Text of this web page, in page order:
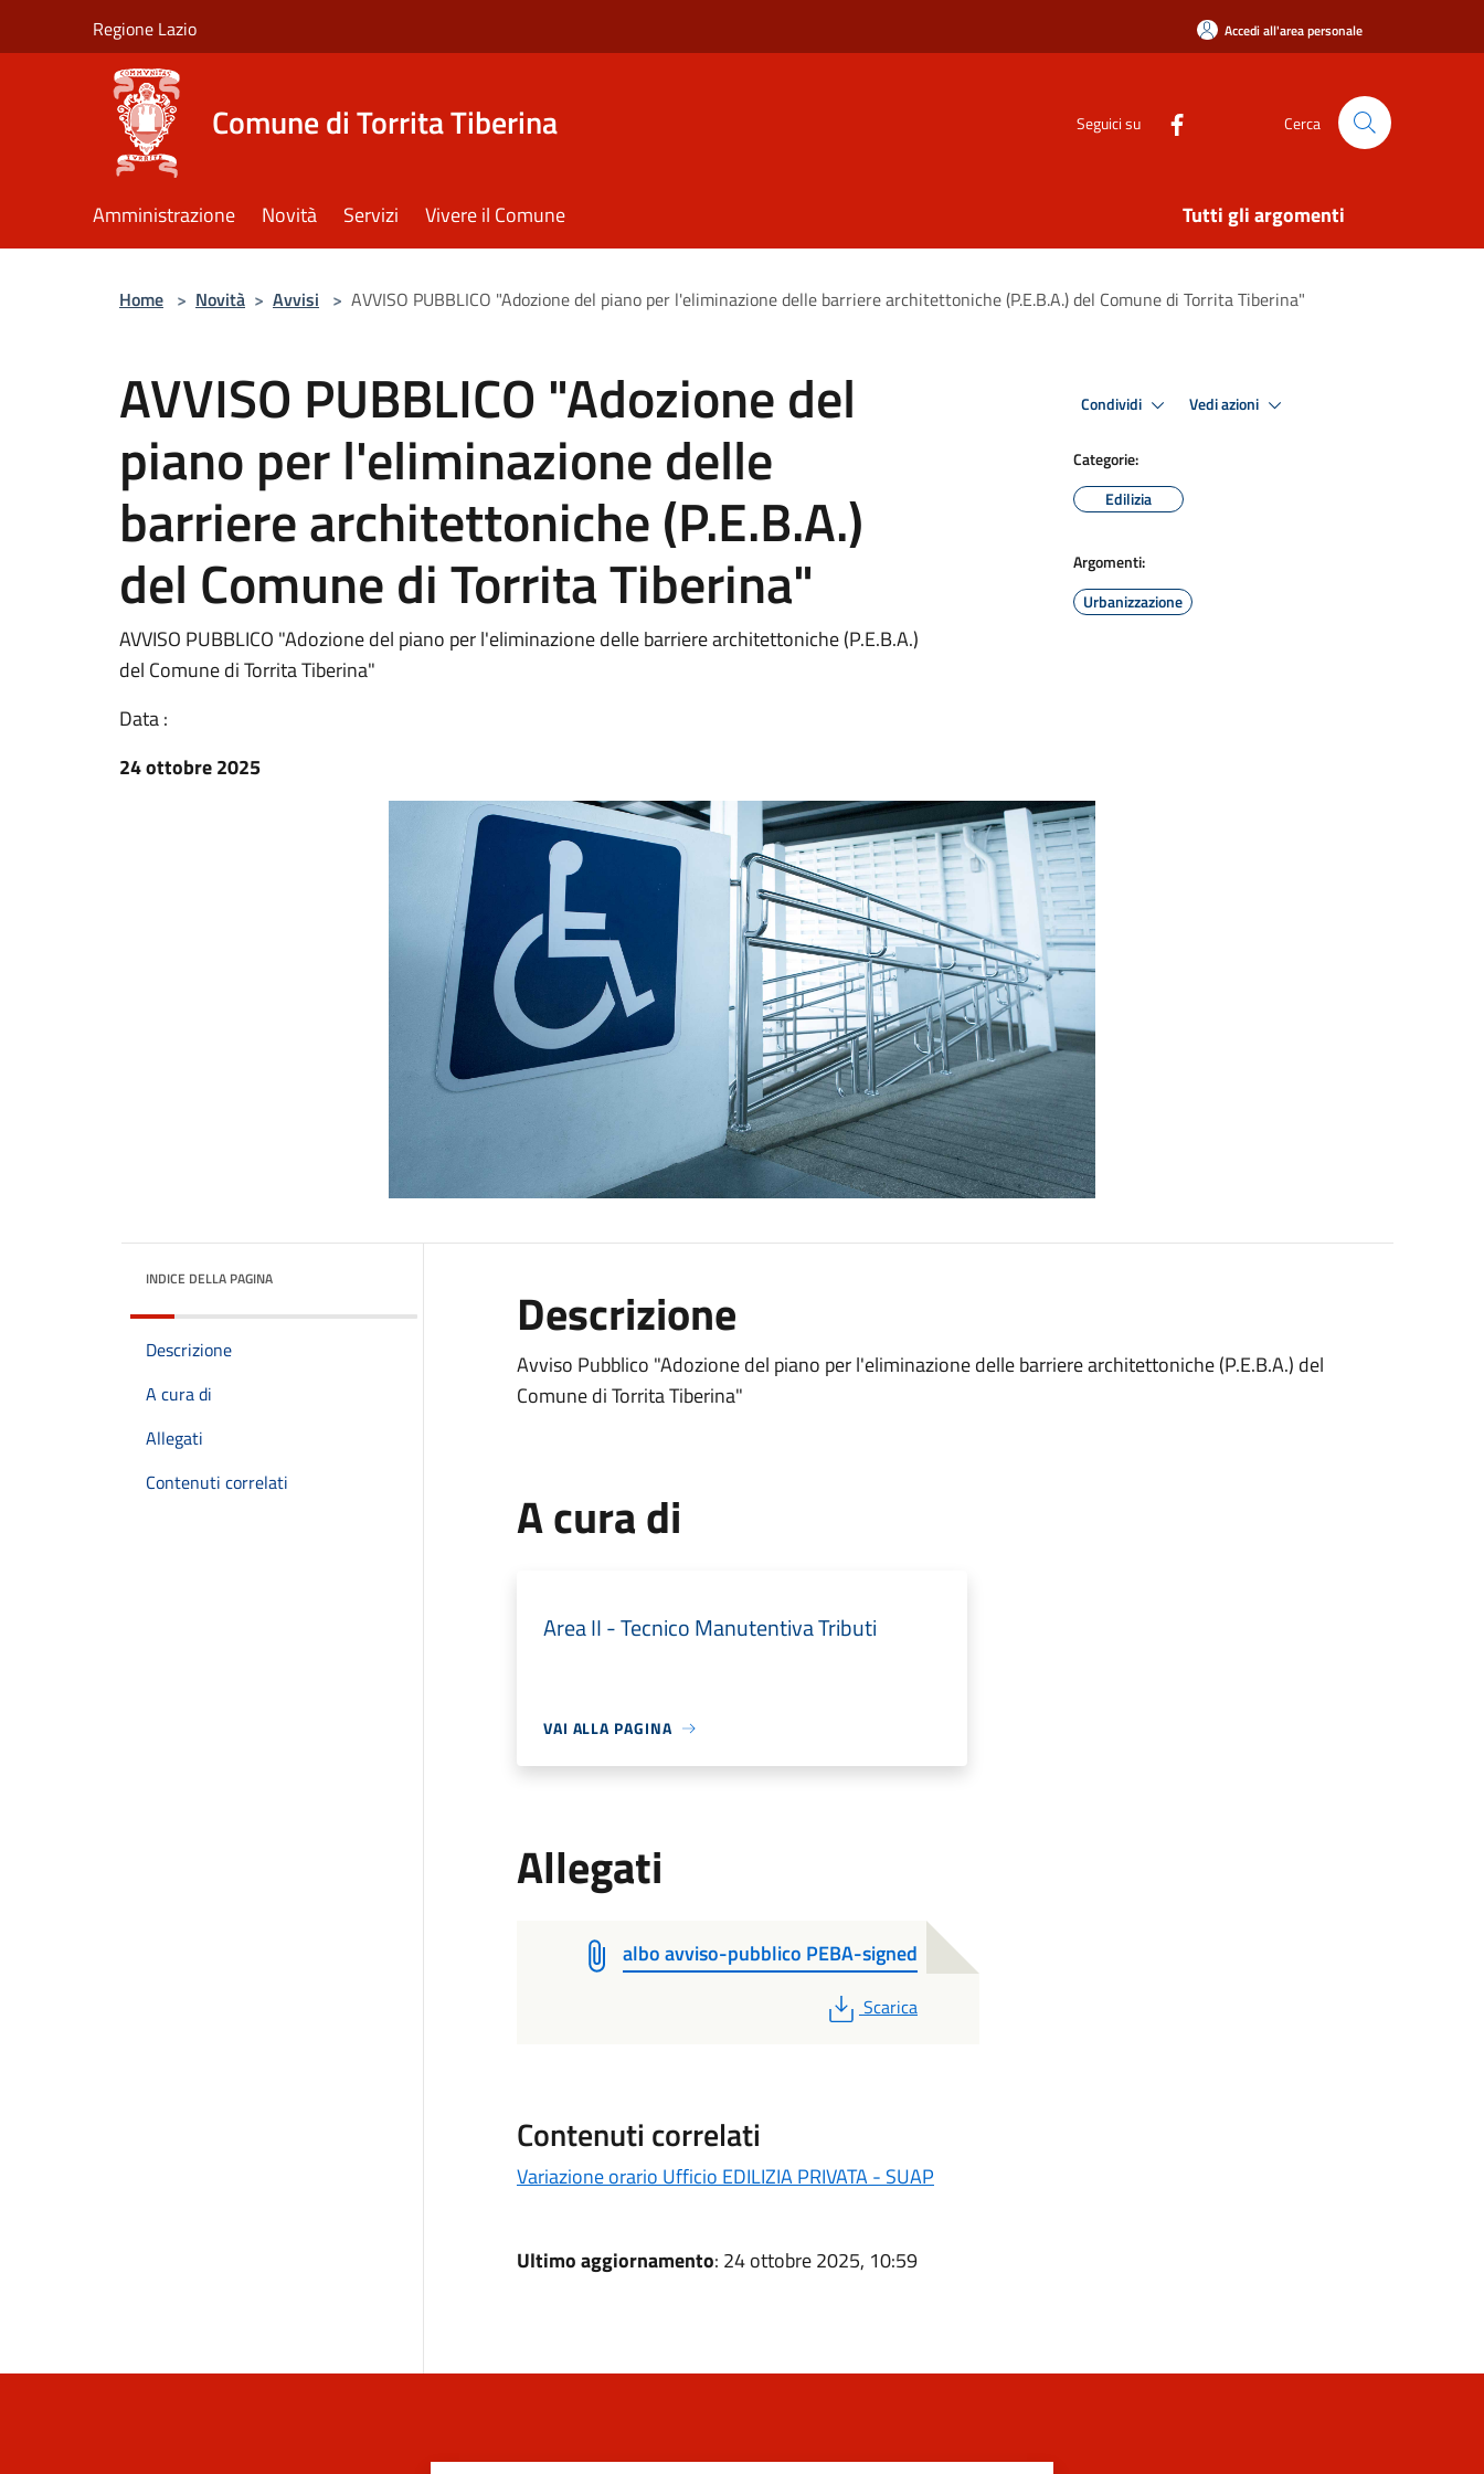
Regione Lazio Accedi all'area personale
Comune di Torrita Tiberina Seguici su Cerca
Amministrazione Novità Servizi Vivere il Comune Tutti gli argomenti
Home > Novità > Avvisi > AVVISO PUBBLICO "Adozione del piano per l'eliminazione delle barriere architettoniche (P.E.B.A.) del Comune di Torrita Tiberina"
AVVISO PUBBLICO "Adozione del
piano per l'eliminazione delle
barriere architettoniche (P.E.B.A.)
del Comune di Torrita Tiberina"
AVVISO PUBBLICO "Adozione del piano per l'eliminazione delle barriere architettoniche (P.E.B.A.)
del Comune di Torrita Tiberina"
Data :
24 ottobre 2025
Condividi Vedi azioni
Categorie:
Edilizia
Argomenti:
Urbanizzazione
INDICE DELLA PAGINA
Descrizione
A cura di
Allegati
Contenuti correlati
Descrizione
Avviso Pubblico "Adozione del piano per l'eliminazione delle barriere architettoniche (P.E.B.A.) del
Comune di Torrita Tiberina"
A cura di
Area II - Tecnico Manutentiva Tributi
VAI ALLA PAGINA
Allegati
albo avviso-pubblico PEBA-signed
PDF
Scarica
Contenuti correlati
Variazione orario Ufficio EDILIZIA PRIVATA - SUAP
Ultimo aggiornamento: 24 ottobre 2025, 10:59